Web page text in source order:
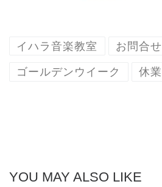
イハラ音楽教室 お問合せ
ゴールデンウイーク 休業
YOU MAY ALSO LIKE